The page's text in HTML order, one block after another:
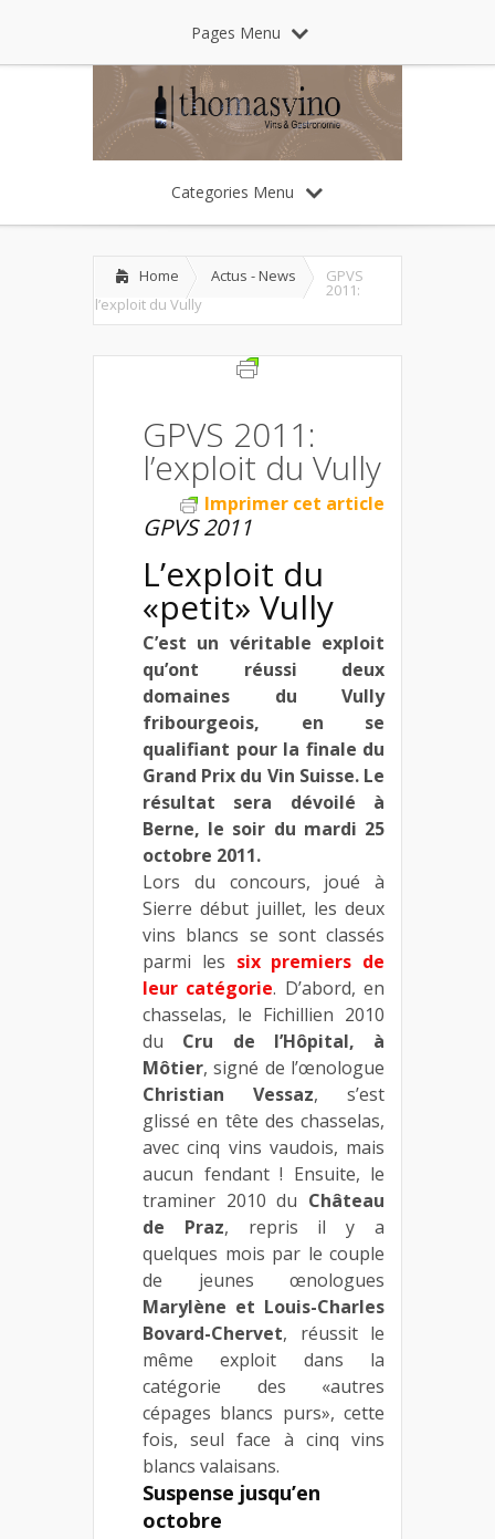
Pages Menu
Categories Menu
Home Actus - News GPVS
2011:
l’exploit du Vully
GPVS 2011:
l’exploit du Vully
Imprimer cet article
GPVS 2011
L’exploit du
«petit» Vully
C’est un véritable exploit
qu’ont réussi deux
domaines du Vully
fribourgeois, en se
qualifiant pour la finale du
Grand Prix du Vin Suisse. Le
résultat sera dévoilé à
Berne, le soir du mardi 25
octobre 2011.
Lors du concours, joué à
Sierre début juillet, les deux
vins blancs se sont classés
parmi les six premiers de
leur catégorie. D’abord, en
chasselas, le Fichillien 2010
du Cru de l’Hôpital, à
Môtier, signé de l’œnologue
Christian Vessaz, s’est
glissé en tête des chasselas,
avec cinq vins vaudois, mais
aucun fendant ! Ensuite, le
traminer 2010 du Château
de Praz, repris il y a
quelques mois par le couple
de jeunes œnologues
Marylène et Louis-Charles
Bovard-Chervet, réussit le
même exploit dans la
catégorie des «autres
cépages blancs purs», cette
fois, seul face à cinq vins
blancs valaisans.
Suspense jusqu’en
octobre